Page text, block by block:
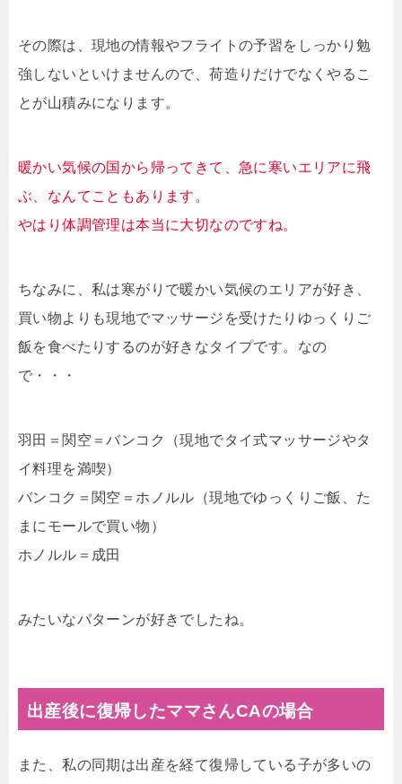
その際は、現地の情報やフライトの予習をしっかり勉
強しないといけませんので、荷造りだけでなくやるこ
とが山積みになります。
暖かい気候の国から帰ってきて、急に寒いエリアに飛
ぶ、なんてこともあります。
やはり体調管理は本当に大切なのですね。
ちなみに、私は寒がりで暖かい気候のエリアが好き、
買い物よりも現地でマッサージを受けたりゆっくりご
飯を食べたりするのが好きなタイプです。なの
で・・・
羽田＝関空＝バンコク（現地でタイ式マッサージやタ
イ料理を満喫）
バンコク＝関空＝ホノルル（現地でゆっくりご飯、た
まにモールで買い物）
ホノルル＝成田
みたいなパターンが好きでしたね。
出産後に復帰したママさんCAの場合
また、私の同期は出産を経て復帰している子が多いの